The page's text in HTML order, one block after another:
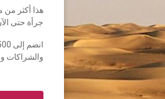
جرأة حتى
والشراكات